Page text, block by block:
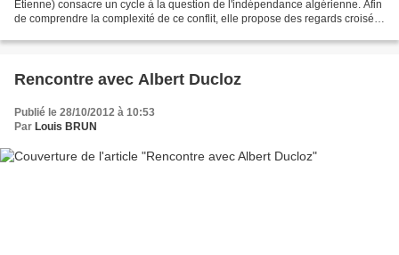
Etienne) consacre un cycle à la question de l'indépendance algérienne. Afin
de comprendre la complexité de ce conflit, elle propose des regards croisés :
Rencontre avec Albert Ducloz
Publié le 28/10/2012 à 10:53
Par Louis BRUN